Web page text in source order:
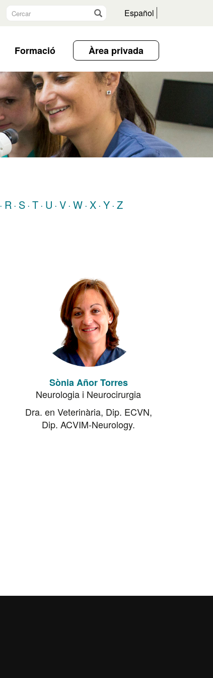
Cercar Español
Formació Àrea privada
R S T U V W X Y Z
Sònia Añor Torres
Neurologia i Neurocirurgia
Dra. en Veterinària, Dip. ECVN,
Dip. ACVIM-Neurology.